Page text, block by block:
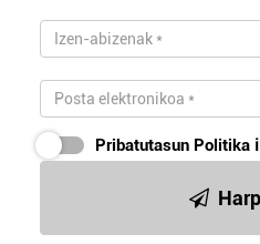
Pribatutasun Politika